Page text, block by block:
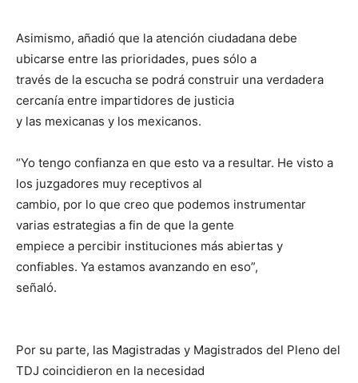
Asimismo, añadió que la atención ciudadana debe
ubicarse entre las prioridades, pues sólo a
través de la escucha se podrá construir una verdadera
cercanía entre impartidores de justicia
y las mexicanas y los mexicanos.
“Yo tengo confianza en que esto va a resultar. He visto a
los juzgadores muy receptivos al
cambio, por lo que creo que podemos instrumentar
varias estrategias a fin de que la gente
empiece a percibir instituciones más abiertas y
confiables. Ya estamos avanzando en eso”,
señaló.
Por su parte, las Magistradas y Magistrados del Pleno del
TDJ coincidieron en la necesidad